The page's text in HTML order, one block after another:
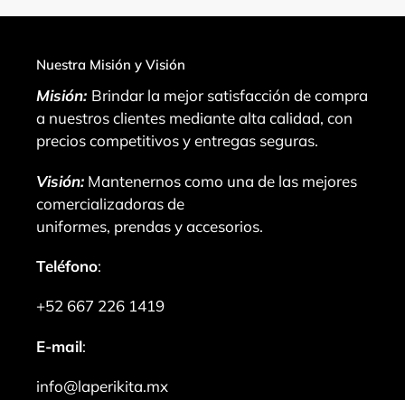
Nuestra Misión y Visión
Misión: Brindar la mejor satisfacción de compra
a nuestros clientes mediante alta calidad, con
precios competitivos y entregas seguras.
Visión: Mantenernos como una de las mejores
comercializadoras de
uniformes, prendas y accesorios.
Teléfono:
+52 667 226 1419
E-mail:
info@laperikita.mx